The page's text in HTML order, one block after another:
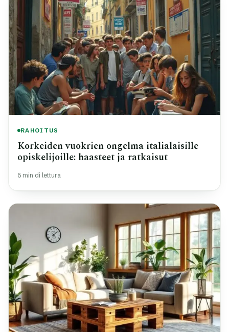
RAHOITUS
Korkeiden vuokrien ongelma italialaisille
opiskelijoille: haasteet ja ratkaisut
5 min di lettura